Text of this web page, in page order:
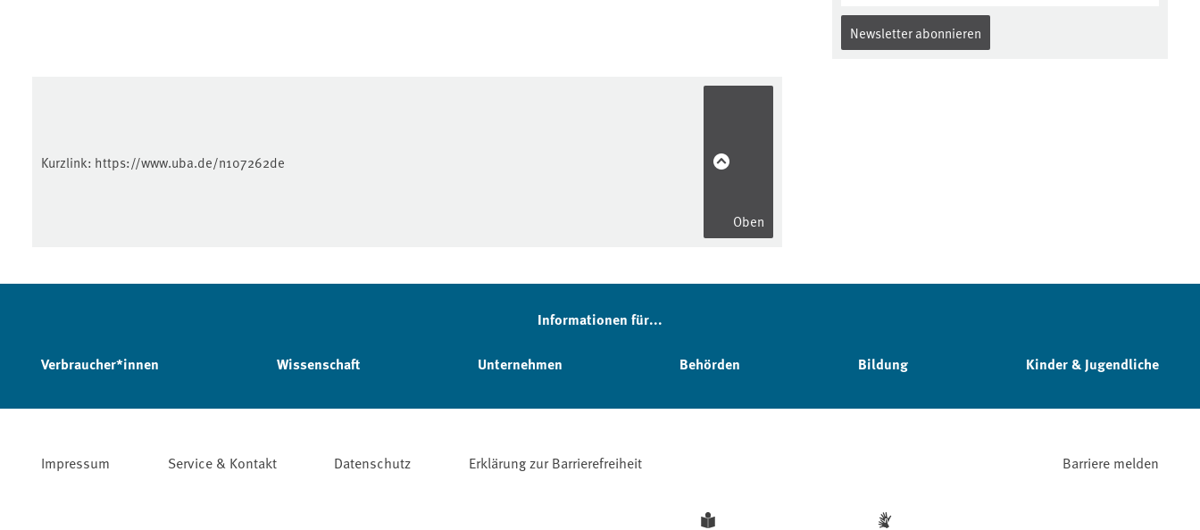
Newsletter abonnieren
Kurzlink: https://www.uba.de/n107262de
Oben
Informationen für...
Verbraucher*innen Wissenschaft Unternehmen Behörden Bildung Kinder & Jugendliche
Impressum Service & Kontakt Datenschutz Erklärung zur Barrierefreiheit Barriere melden